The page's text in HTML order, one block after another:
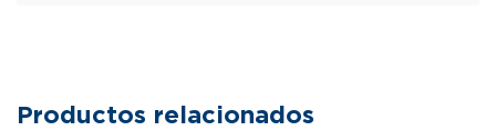
Productos relacionados